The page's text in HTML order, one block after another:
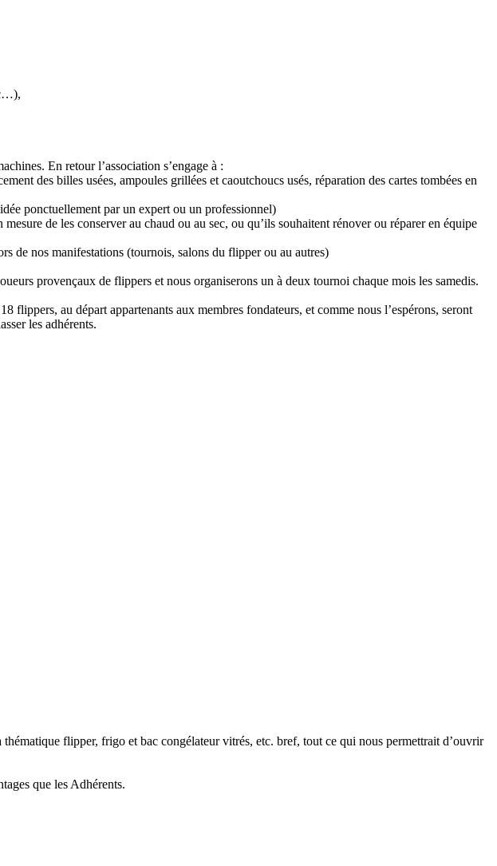
En retour l’association s’engage à :
des billes usées, ampoules grillées et caoutchoucs usés, réparation des cartes tombées en
ponctuellement par un expert ou un professionnel)
de les conserver au chaud ou au sec, ou qu’ils souhaitent rénover ou réparer en équipe
de nos manifestations (tournois, salons du flipper ou au autres)
provençaux de flippers et nous organiserons un à deux tournoi chaque mois les samedis.
flippers, au départ appartenants aux membres fondateurs, et comme nous l’espérons, seront
les adhérents.
flipper, frigo et bac congélateur vitrés, etc. bref, tout ce qui nous permettrait d’ouvrir
que les Adhérents.